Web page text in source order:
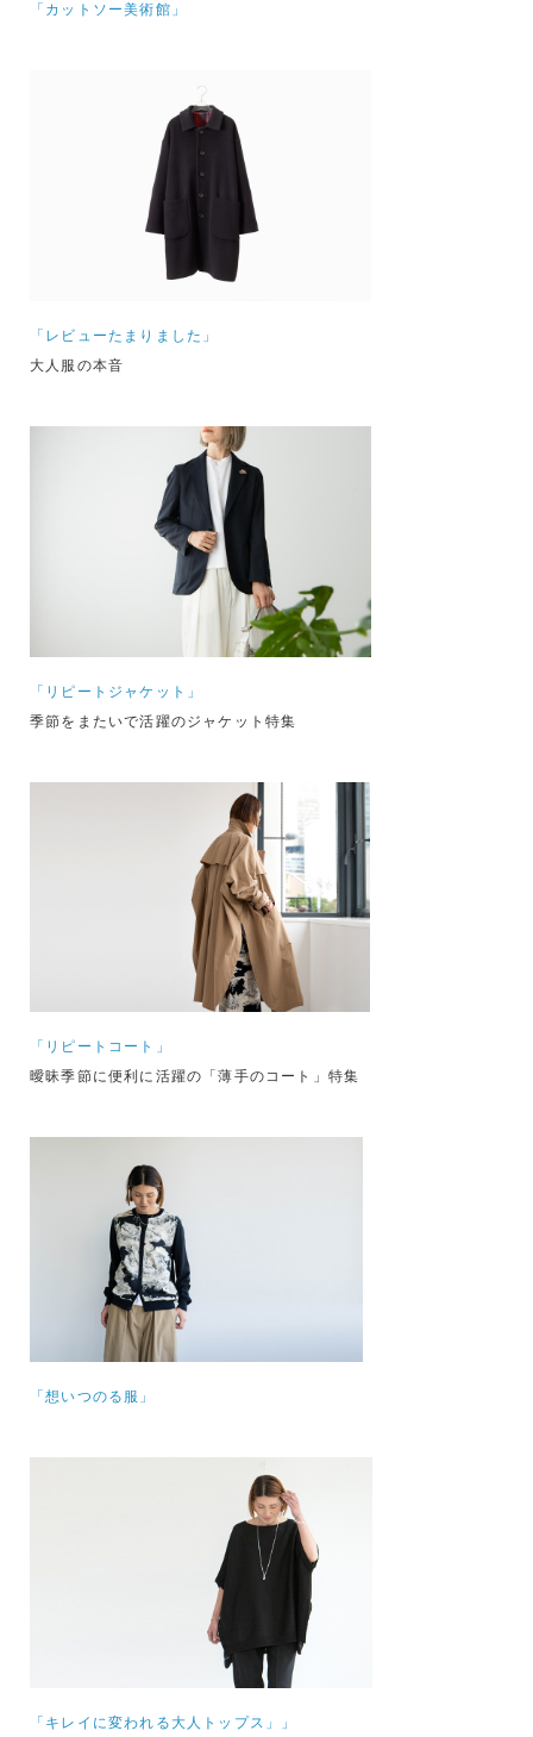
「カットソー美術館」
「レビューたまりました」
大人服の本音
「リピートジャケット」
季節をまたいで活躍のジャケット特集
「リピートコート」
曖昧季節に便利に活躍の「薄手のコート」特集
「想いつのる服」
「キレイに変われる大人トップス」」